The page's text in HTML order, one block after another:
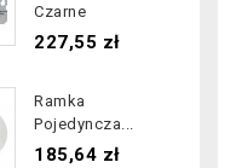
Czarne
Cena
227,55 zł
Ramka
Pojedyncza...
Cena
185,64 zł